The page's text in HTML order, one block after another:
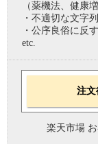
（薬機法、健康
・不適切な文字
・公序良俗に反
etc.
注文
楽天市場